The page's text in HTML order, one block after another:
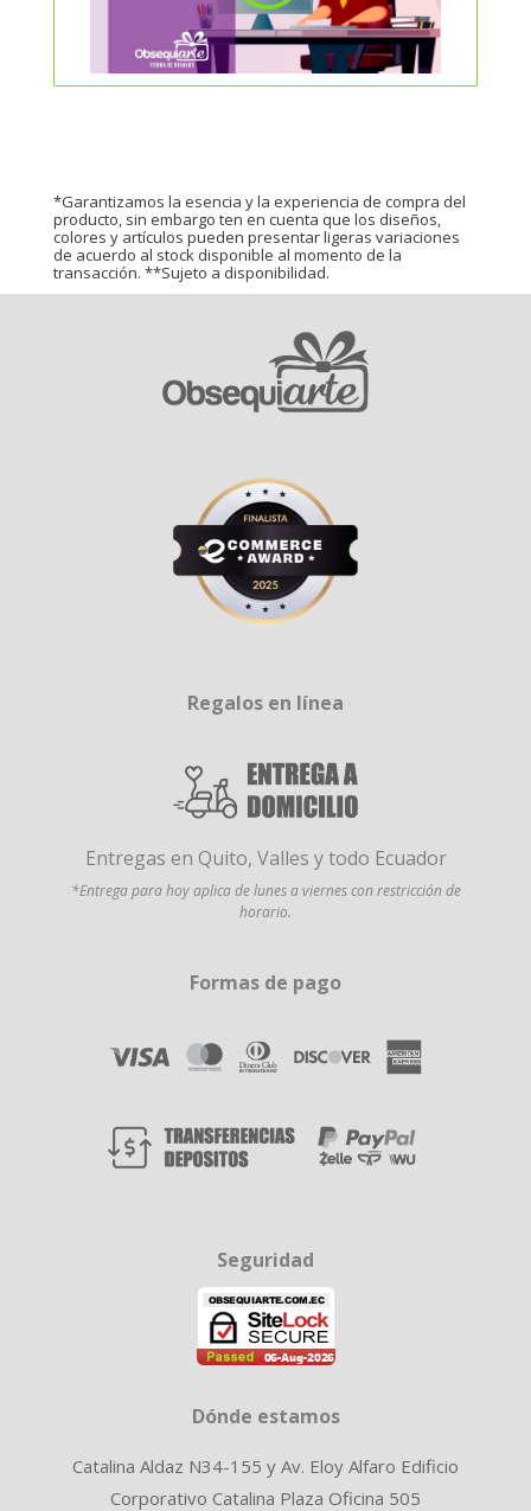
*Garantizamos la esencia y la experiencia de compra del
producto, sin embargo ten en cuenta que los diseños,
colores y artículos pueden presentar ligeras variaciones
de acuerdo al stock disponible al momento de la
transacción. **Sujeto a disponibilidad.
Regalos en línea
Entregas en Quito, Valles y todo Ecuador
*Entrega para hoy aplica de lunes a viernes con restricción de
horario.
Formas de pago
Seguridad
Dónde estamos
Catalina Aldaz N34-155 y Av. Eloy Alfaro Edificio
Corporativo Catalina Plaza Oficina 505